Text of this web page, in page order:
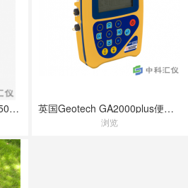
英国Geotech EM 5K(GEM 5000)便携式沼气分析仪 英国Geotech GA2000plus便携式沼气分析仪
浏览